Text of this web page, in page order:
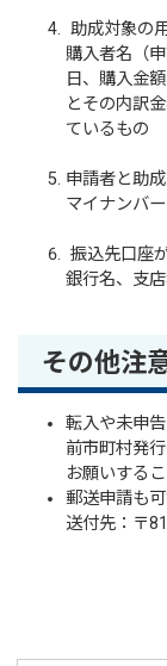
助成対象の
購入者名（
日、購入金
とその内訳
ているもの
申請者と助
マイナンバ
振込先口座
銀行名、支
その他注
転入や未申
前市町村発
お願いする
郵送申請も可
送付先：〒